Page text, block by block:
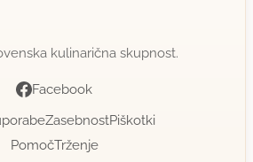
kulinarična skupnost.
Facebook
ZasebnostPiškotki
PomočTrženje